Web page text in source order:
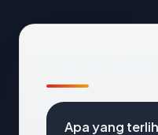
Apa yang